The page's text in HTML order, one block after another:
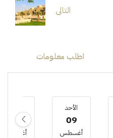
التالى
اطلب معلومات
الأحد
09
أغسطس
10
أغسطس